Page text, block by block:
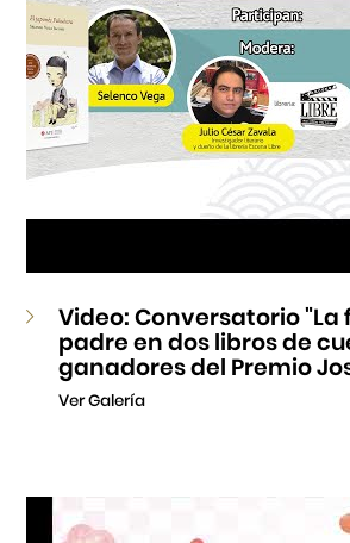
Video: Conversatorio "La
padre en dos libros de
ganadores del Premio
Ver Galería